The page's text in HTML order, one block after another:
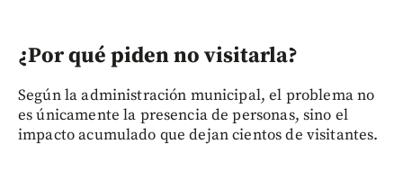
¿Por qué piden no visitarla?
Según la administración municipal, el problema no
es únicamente la presencia de personas, sino el
impacto acumulado que dejan cientos de visitantes.